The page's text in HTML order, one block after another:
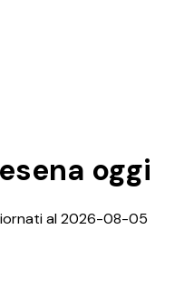
oggi
al2026-08-05